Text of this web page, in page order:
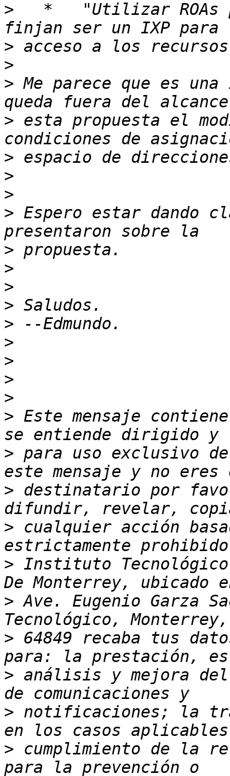
>
*   "Utilizar ROAs
>
>
> Me parece que es
> esta propuesta el
>
>
>
> Espero estar dando
>
>
>
>
>
>
>
>
>
> Este mensaje
> para uso exclusivo
> destinatario por
> cualquier acción
> Instituto
> Ave. Eugenio Garza
> 64849 recaba tus
> análisis y mejora
> notificaciones; la
> cumplimiento de la